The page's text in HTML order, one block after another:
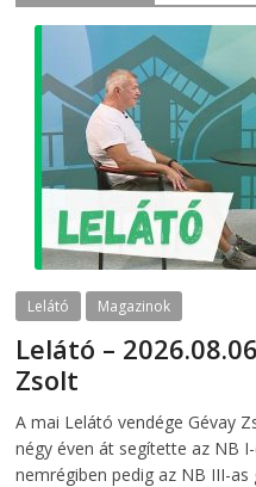
Lelátó Magazinok
Lelátó –
Zsolt
A mai Lelátó vendége Gévay
négy éven át segítette az NB
nemrégiben pedig az NB III-